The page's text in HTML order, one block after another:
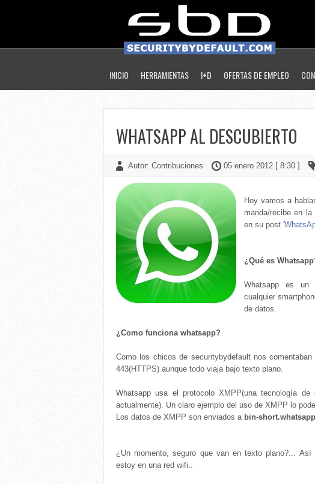
INICIO HERRAMIENTAS I+D OFERTAS DE EMPLEO
WHATSAPP AL DESCUBIERTO
Autor: Contribuciones 05 enero 2012 [ 8:30 ]
Hoy vamos a
manda/recibe en
en su post '
¿Qué es
Whatsapp es un
cualquier
de datos.
¿Como funciona whatsapp?
Como los chicos de securitybydefault nos
443(HTTPS) aunque todo viaja bajo texto plano.
Whatsapp usa el protocolo XMPP(una tecnología
actualmente). Un claro ejemplo del uso de XMPP lo
Los datos de XMPP son enviados a bin-
¿Un momento, seguro que van en texto plano?...
estoy en una red wifi..